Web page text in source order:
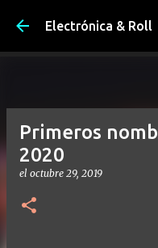
Ir al
Electrónica & Roll
Primeros
2020
el octubre 29, 2019